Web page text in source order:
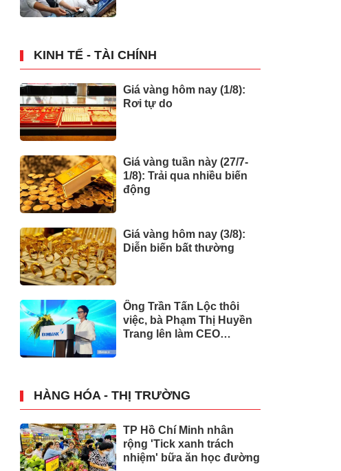
KINH TẾ - TÀI CHÍNH
Giá vàng hôm nay (1/8):
Rơi tự do
Giá vàng tuần này (27/7-
1/8): Trải qua nhiều biến
động
Giá vàng hôm nay (3/8):
Diễn biến bất thường
Ông Trần Tấn Lộc thôi
việc, bà Phạm Thị Huyền
Trang lên làm CEO
HÀNG HÓA - THỊ TRƯỜNG
TP Hồ Chí Minh nhân
rộng 'Tick xanh trách
nhiệm' bữa ăn học đường